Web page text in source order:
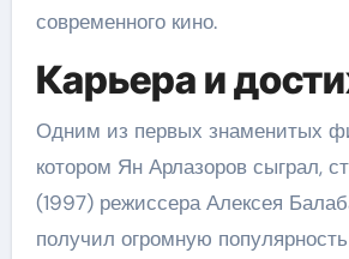
современного кино.
Карьера и
Одним из первых знаменитых
котором Ян Арлазоров сыграл,
(1997) режиссера Алексея
получил огромную